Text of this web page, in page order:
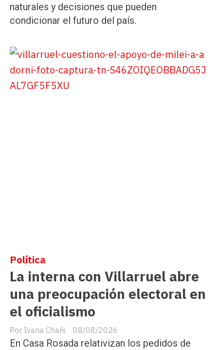
naturales y decisiones que pueden
condicionar el futuro del país.
La interna con Villarruel abre
una preocupación electoral en
el oficialismo
Ivana Chañi
Política
08/08/2026
En Casa Rosada relativizan los pedidos de